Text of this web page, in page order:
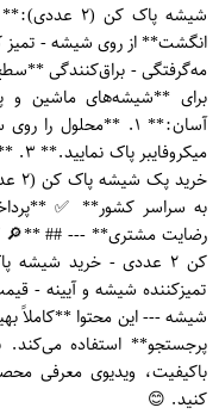
شیشه پاک
انگشت** از روی شیشه - تمیز
مه‌گرفتگی - براق‌کنندگی
برای **شیشه‌های ماشین و
به سراسر کشور** ✅
رضایت مشتری** --- ##
کن ۲ عددی - خرید
تمیزکننده شیشه و آیینه
شیشه --- این محتوا **کاملاً
پرجستجو** استفاده می‌کند.
باکیفیت، ویدیوی معرفی
کنید. 😊